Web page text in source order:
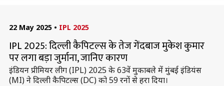
22 May 2025 • IPL 2025
IPL 2025: दिल्ली कैपिटल्स के तेज गेंदबाज मुकेश कुमार
पर लगा बड़ा जुर्माना, जानिए कारण
इंडियन प्रीमियर लीग (IPL) 2025 के 63वें मुकाबले में मुंबई इंडियंस
(MI) ने दिल्ली कैपिटल्स (DC) को 59 रनों से हरा दिया।